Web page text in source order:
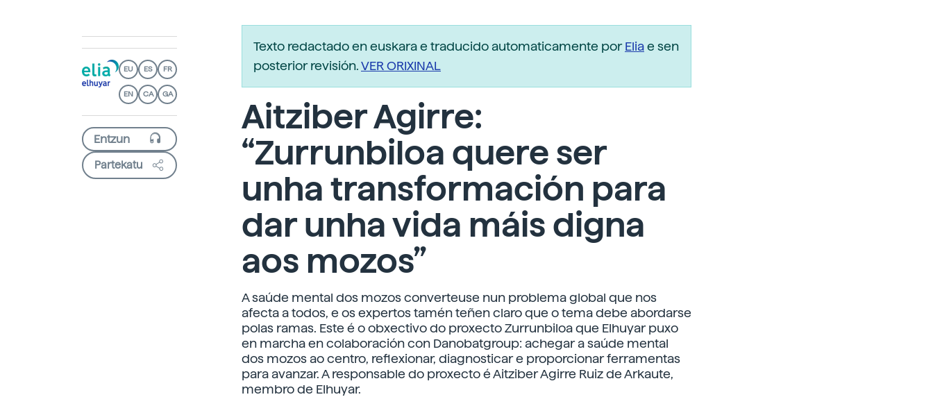
EU ES FR
EN CA GA
Partekatu
Texto redactado en euskara e traducido automaticamente porEliae sen
posterior revisión.VER ORIXINAL
Aitziber Agirre:
“Zurrunbiloa quere ser
unha transformación para
dar unha vida máis digna
aos mozos”
A saúde mental dos mozos converteuse nun problema global que nos
afecta a todos, e os expertos tamén teñen claro que o tema debe abordarse
polas ramas. Este é o obxectivo do proxecto Zurrunbiloa que Elhuyar puxo
en marcha en colaboración con Danobatgroup: achegar a saúde mental
dos mozos ao centro, reflexionar, diagnosticar e proporcionar ferramentas
para avanzar. A responsable do proxecto é Aitziber Agirre Ruiz de Arkaute,
membro de Elhuyar.